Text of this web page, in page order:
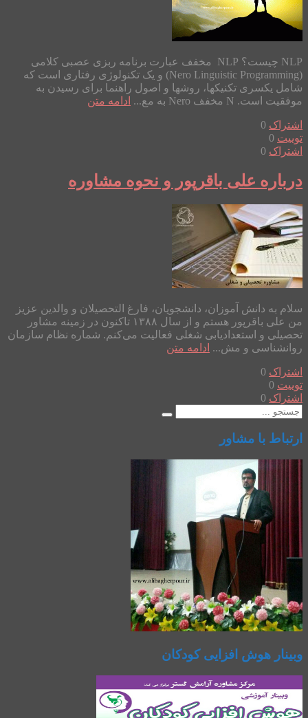
NLP چیست؟ NLP مخفف عبارت برنامه ربزی عصبی کلامی
(Nero Linguistic Programming) و یک تکنولوژی رفتاری است که
شامل یکسری تکنیکها، روشها و اصول راهنما برای رسیدن به
موفقیت است. N مخفف Nero به مع...
ادامه متن
اشتراک 0
توییت 0
اشتراک 0
درباره علی باقرپور و نحوه مشاوره
سلام به دانش آموزان، دانشجویان، فارغ التحصیلان و والدین عزیز
من علی باقرپور هستم و از سال ۱۳۸۸ تاکنون در زمینه مشاور
تحصیلی و استعدادیابی شغلی فعالیت می‌کنم. شماره نظام سازمان
روانشناسی و مش... ادامه متن
اشتراک 0
توییت 0
اشتراک 0
ارتباط با مشاور
وبینار هوش افزایی کودکان